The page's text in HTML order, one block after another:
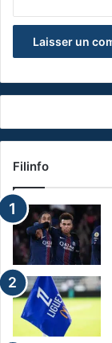
Filinfo